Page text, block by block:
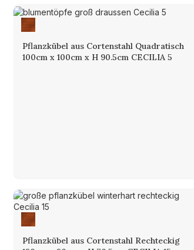
Pflanzkübel aus Cortenstahl Quadratisch
100cm x 100cm x H 90.5cm CECILIA 5
Pflanzkübel aus Cortenstahl Rechteckig